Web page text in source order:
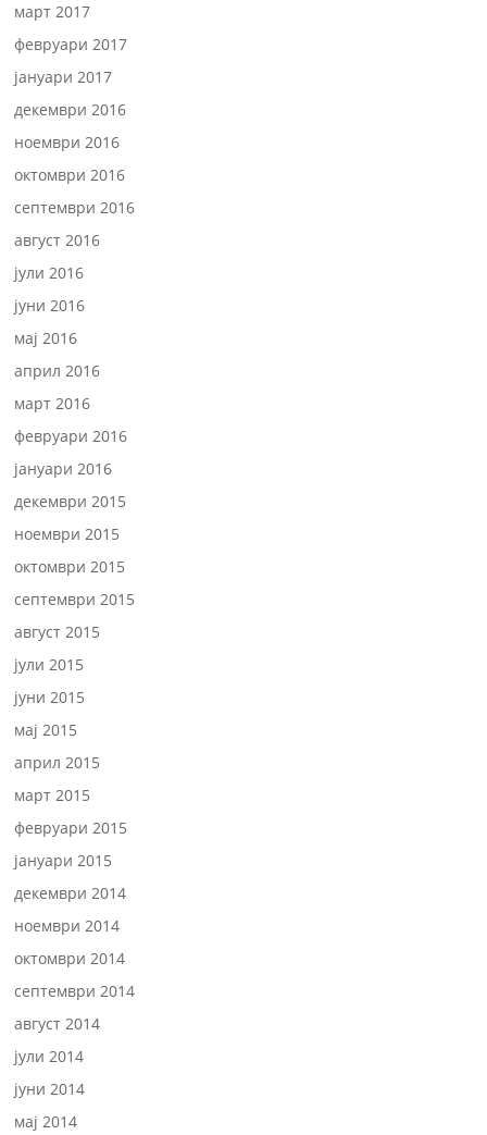
март 2017
февруари 2017
јануари 2017
декември 2016
ноември 2016
октомври 2016
септември 2016
август 2016
јули 2016
јуни 2016
мај 2016
април 2016
март 2016
февруари 2016
јануари 2016
декември 2015
ноември 2015
октомври 2015
септември 2015
август 2015
јули 2015
јуни 2015
мај 2015
април 2015
март 2015
февруари 2015
јануари 2015
декември 2014
ноември 2014
октомври 2014
септември 2014
август 2014
јули 2014
јуни 2014
мај 2014